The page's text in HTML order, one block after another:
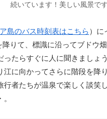
続いています！美しい風景です
島のバス時刻表はこちら ）に
りて、標識に沿ってブドウ
たらすぐに人に聞きましょ
に向かってさらに階段を降
者たちが温泉で楽しく談笑